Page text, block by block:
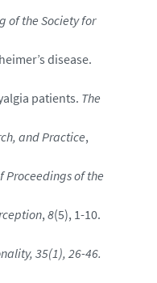
of the Society for
disease.
patients. The
and Practice,
Proceedings of the
,8(5), 1-10.
35(1), 26-46.